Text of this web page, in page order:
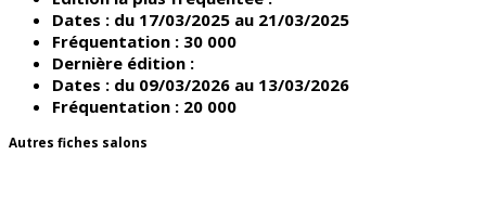
Dates : du 17/03/2025 au 21/03/2025
Fréquentation : 30 000
Dernière édition :
Dates : du 09/03/2026 au 13/03/2026
Fréquentation : 20 000
Autres fiches salons